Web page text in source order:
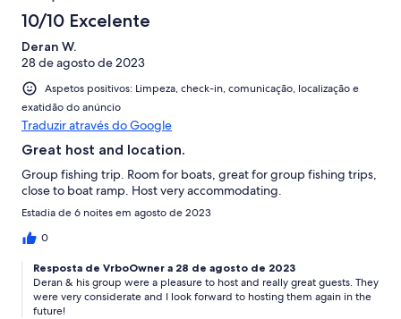
10/10 Excelente
Deran W.
28 de agosto de 2023
Aspetos positivos: Limpeza, check-in, comunicação, localização e
exatidão do anúncio
Traduzir através do Google
Great host and location.
Group fishing trip. Room for boats, great for group fishing trips,
close to boat ramp. Host very accommodating.
Estadia de 6 noites em agosto de 2023
0
Resposta de VrboOwner a 28 de agosto de 2023
Deran & his group were a pleasure to host and really great guests. They
were very considerate and I look forward to hosting them again in the
future!